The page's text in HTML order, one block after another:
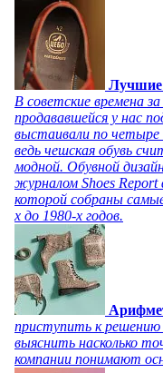
Лучшие
В советские времена
продававшейся у нас
выстаивали по четыре
ведь чешская обувь
модной. Обувной
журналом Shoes Report
которой собраны
х до 1980-х годов.
приступить к решению
выяснить насколько
компании понимают